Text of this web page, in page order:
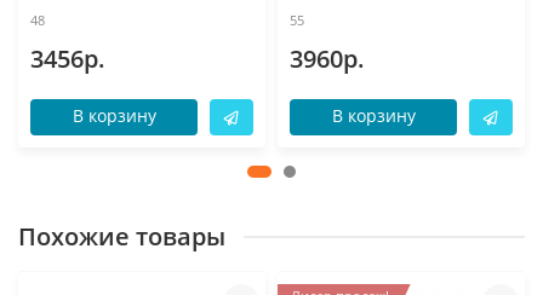
48
3456р.
В корзину
55
3960р.
В корзину
Похожие товары